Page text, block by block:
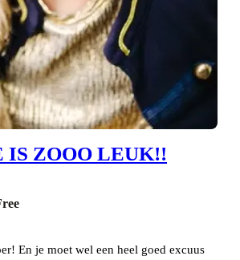
IS ZOOO LEUK!!
En je moet wel een heel goed excuus